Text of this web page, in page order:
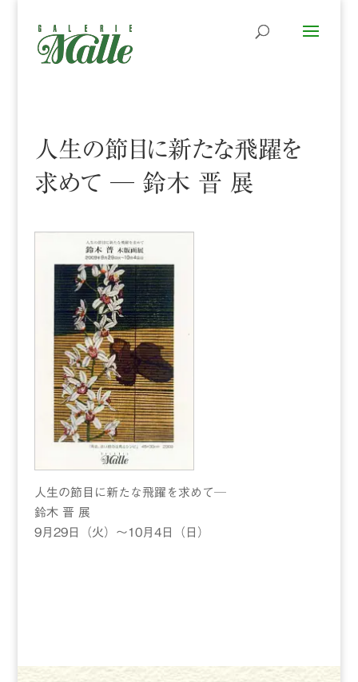
人生の節目に新たな飛躍を
求めて ─ 鈴木 晋 展
人生の節目に新たな飛躍を求めて─
鈴木 晋 展
9月29日（火）～10月4日（日）